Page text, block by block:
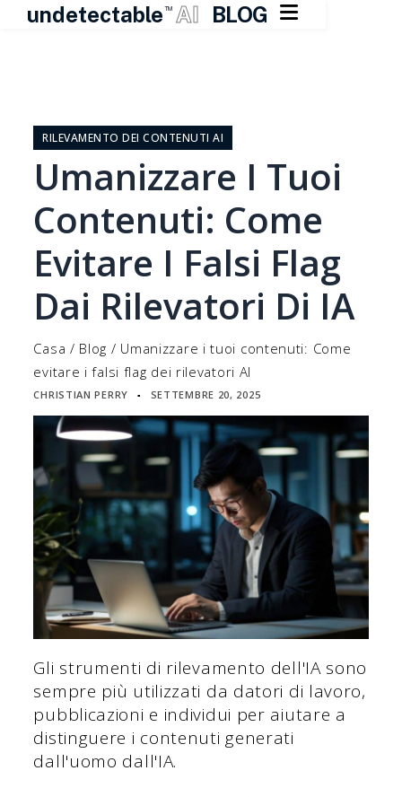
undetectable TM AI BLOG 
contenutoRILEVAMENTO DEI CONTENUTI AI
Umanizzare I Tuoi
Contenuti: Come
Evitare I Falsi Flag
Dai Rilevatori Di IA
Casa / Blog / Umanizzare i tuoi contenuti: Come
evitare i falsi flag dei rilevatori AI
CHRISTIAN PERRY ▪ SETTEMBRE 20, 2025
Gli strumenti di rilevamento dell'IA sono
sempre più utilizzati da datori di lavoro,
pubblicazioni e individui per aiutare a
distinguere i contenuti generati
dall'uomo dall'IA.